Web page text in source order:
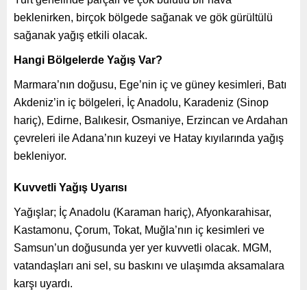
beklenirken, birçok bölgede sağanak ve gök gürültülü
sağanak yağış etkili olacak.
Hangi Bölgelerde Yağış Var?
Marmara’nın doğusu, Ege’nin iç ve güney kesimleri, Batı
Akdeniz’in iç bölgeleri, İç Anadolu, Karadeniz (Sinop
hariç), Edirne, Balıkesir, Osmaniye, Erzincan ve Ardahan
çevreleri ile Adana’nın kuzeyi ve Hatay kıyılarında yağış
bekleniyor.
Kuvvetli Yağış Uyarısı
Yağışlar; İç Anadolu (Karaman hariç), Afyonkarahisar,
Kastamonu, Çorum, Tokat, Muğla’nın iç kesimleri ve
Samsun’un doğusunda yer yer kuvvetli olacak. MGM,
vatandaşları ani sel, su baskını ve ulaşımda aksamalara
karşı uyardı.